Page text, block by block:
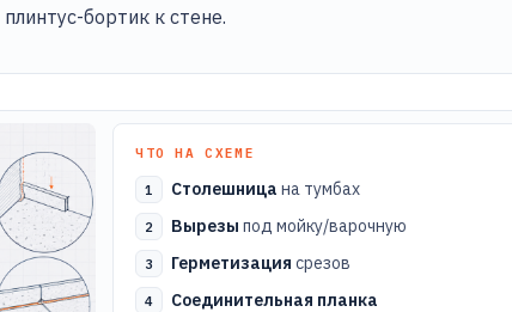
бортик к стене.
ЧТО НА СХЕМЕ
Столешница на тумбах
Вырезы под мойку/варочную
Герметизация срезов
Соединительная планка